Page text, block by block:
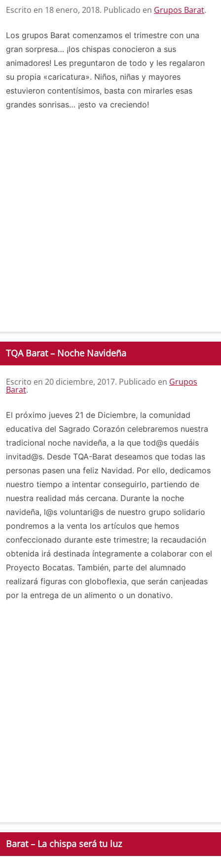
Escrito en 18 enero, 2018. Publicado en Grupos Barat.
Los grupos Barat comenzamos el trimestre con una
gran sorpresa… ¡los chispas conocieron a sus
animadores! Les preguntaron de todo y les regalaron
su propia «caricatura». Niños, niñas y mayores
estuvieron contentísimos, basta con mirarles esas
grandes sonrisas… ¡esto va creciendo!
TQA Barat – Noche Navideña
Escrito en 20 diciembre, 2017. Publicado en Grupos
Barat.
El próximo jueves 21 de Diciembre, la comunidad
educativa del Sagrado Corazón celebraremos nuestra
tradicional noche navideña, a la que tod@s quedáis
invitad@s. Desde TQA-Barat deseamos que todas las
personas pasen una feliz Navidad. Por ello, dedicamos
nuestro tiempo a intentar conseguirlo, partiendo de
nuestra realidad más cercana. Durante la noche
navideña, l@s voluntari@s de nuestro grupo solidario
pondremos a la venta los artículos que hemos
confeccionado durante este trimestre; la recaudación
obtenida irá destinada íntegramente a colaborar con el
Proyecto Bocatas. También, parte del alumnado
realizará figuras con globoflexia, que serán canjeadas
por la entrega de un alimento o un donativo.
Barat – La chispa será tu luz